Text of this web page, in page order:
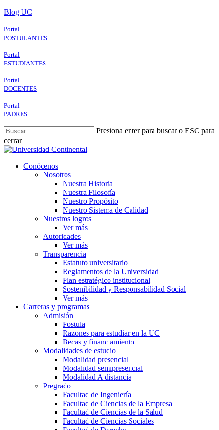
Skip
main
content
Blog UC
Portal
POSTULANTES
Portal
ESTUDIANTES
Portal
DOCENTES
Portal
PADRES
Presiona enter para buscar o ESC para
cerrar
Close
search
Menu
Conócenos
Nosotros
Nuestra Historia
Nuestra Filosofía
Nuestro Propósito
Nuestro Sistema de Calidad
Nuestros logros
Ver más
Autoridades
Ver más
Transparencia
Estatuto universitario
Reglamentos de la Universidad
Plan estratégico institucional
Sostenibilidad y Responsabilidad Social
Ver más
Carreras y programas
Admisión
Postula
Razones para estudiar en la UC
Becas y financiamiento
Modalidades de estudio
Modalidad presencial
Modalidad semipresencial
Modalidad A distancia
Pregrado
Facultad de Ingeniería
Facultad de Ciencias de la Empresa
Facultad de Ciencias de la Salud
Facultad de Ciencias Sociales